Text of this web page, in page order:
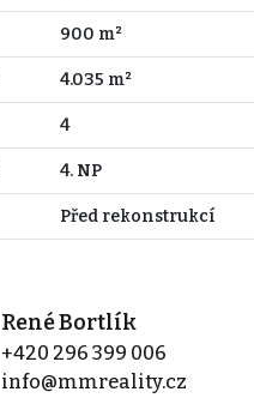
900 m²
4.035 m²
4
4. NP
Před rekonstrukcí
René Bortlík
+420 296 399 006
info@mmreality.cz